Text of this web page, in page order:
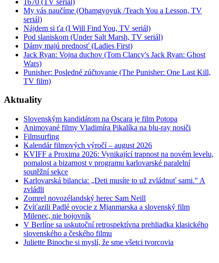
My vás naučíme (Ohamgyoyuk /Teach You a Lesson, TV
seriál)
Nájdem si ťa (I Will Find You, TV seriál)
Pod slaniskom (Under Salt Marsh, TV seriál)
Dámy majú prednosť (Ladies First)
Jack Ryan: Vojna duchov (Tom Clancy's Jack Ryan: Ghost
Wars)
Punisher: Posledné zúčtovanie (The Punisher: One Last Kill,
TV film)
Aktuality
Slovenským kandidátom na Oscara je film Potopa
Animované filmy Vladimíra Pikalíka na blu-ray nosiči
Filmsurfing
Kalendár filmových výročí – august 2026
KVIFF a Proxima 2026: Vynikající trapnost na novém levelu,
pomalost a bizarnost v programu karlovarské paralelní
soutěžní sekce
Karlovarská bilancia: „Deti musíte to už zvládnuť sami." A
zvládli
Zomrel novozélandský herec Sam Neill
Zvíťazili Padlé ovocie z Mjanmarska a slovenský film
Milenec, nie bojovník
V Berlíne sa uskutoční retrospektívna prehliadka klasického
slovenského a českého filmu
Juliette Binoche si myslí, že sme všetci tvorcovia